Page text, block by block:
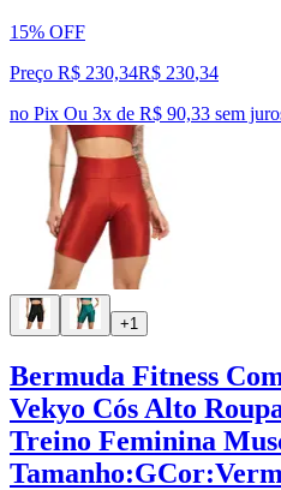
15% OFF
Preço R$ 230,34R$ 230,34
no Pix Ou 3x de R$ 90,33 sem
+1
Bermuda Fitness
Vekyo Cós Alto
Treino Feminina